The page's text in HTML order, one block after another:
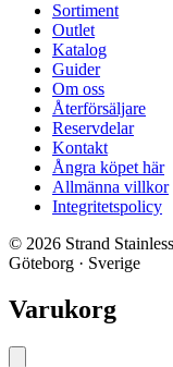
Sortiment
Outlet
Katalog
Guider
Om oss
Återförsäljare
Reservdelar
Kontakt
Ångra köpet här
Allmänna villkor
Integritetspolicy
© 2026 Strand
Göteborg · Sverige
Varukorg